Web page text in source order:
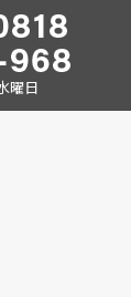
曜日